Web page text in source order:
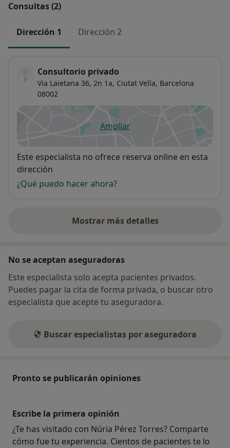
Consultas (2)
Dirección 1 Dirección 2
Consultorio privado
Via Laietana 36, 2n 1a, Ciutat Vella, Barcelona
08002
Ampliarse abre en una nueva
Disponibilidad
Este especialista no ofrece reserva online en esta
dirección
¿Qué puedo hacer ahora?
Mostrar más detalles
sobre la dirección
No se aceptan aseguradoras
Este especialista solo acepta pacientes privados.
Puedes pagar la cita de forma privada, o buscar otro
especialista que acepte tu aseguradora.
Buscar especialistas por aseguradora
Pronto se publicarán opiniones
Escribe la primera opinión
¿Te has visitado con Núria Pérez Torres? Comparte
cómo fue tu experiencia. Cientos de pacientes te lo